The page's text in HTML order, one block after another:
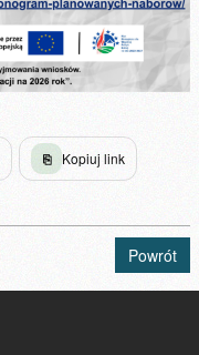
⎘ Kopiuj link
Powrót